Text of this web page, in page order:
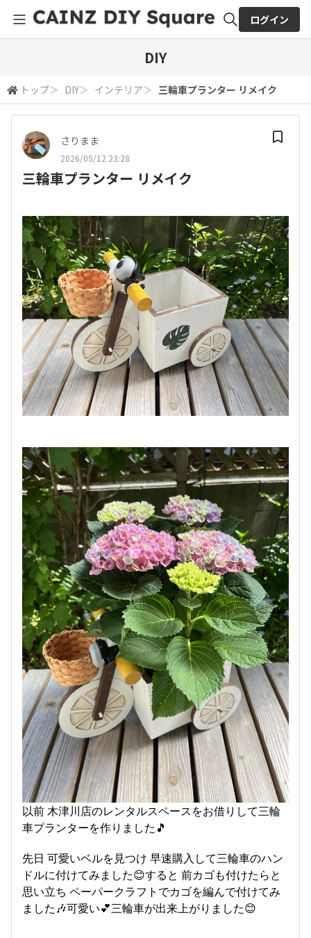
検索
ログイン
DIY
トップ＞ DIY＞ インテリア＞ 三輪車プランター リメイク
さりまま
2026/05/12 23:28
三輪車プランター リメイク
以前 木津川店のレンタルスペースをお借りして三輪
車プランターを作りました🎵
先日 可愛いベルを見つけ 早速購入して三輪車のハン
ドルに付けてみました😊すると 前カゴも付けたらと
思い立ち ペーパークラフトでカゴを編んで付けてみ
ました🎶可愛い💕三輪車が出来上がりました😊